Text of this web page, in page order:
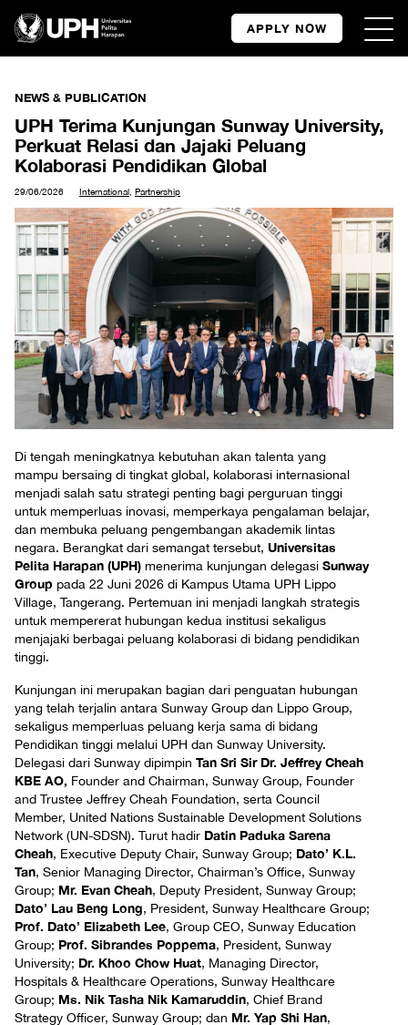
APPLY NOW
NEWS & PUBLICATION
UPH Terima Kunjungan Sunway University,
Perkuat Relasi dan Jajaki Peluang
Kolaborasi Pendidikan Global
29/06/2026 International Partnership
Di tengah meningkatnya kebutuhan akan talenta yang
mampu bersaing di tingkat global, kolaborasi internasional
menjadi salah satu strategi penting bagi perguruan tinggi
untuk memperluas inovasi, memperkaya pengalaman belajar,
dan membuka peluang pengembangan akademik lintas
negara. Berangkat dari semangat tersebut, Universitas
Pelita Harapan (UPH) menerima kunjungan delegasi Sunway
Group pada 22 Juni 2026 di Kampus Utama UPH Lippo
Village, Tangerang. Pertemuan ini menjadi langkah strategis
untuk mempererat hubungan kedua institusi sekaligus
menjajaki berbagai peluang kolaborasi di bidang pendidikan
tinggi.
Kunjungan ini merupakan bagian dari penguatan hubungan
yang telah terjalin antara Sunway Group dan Lippo Group,
sekaligus memperluas peluang kerja sama di bidang
Pendidikan tinggi melalui UPH dan Sunway University.
Delegasi dari Sunway dipimpin Tan Sri Sir Dr. Jeffrey Cheah
KBE AO, Founder and Chairman, Sunway Group, Founder
and Trustee Jeffrey Cheah Foundation, serta Council
Member, United Nations Sustainable Development Solutions
Network (UN-SDSN). Turut hadir Datin Paduka Sarena
Cheah, Executive Deputy Chair, Sunway Group; Dato’ K.L.
Tan, Senior Managing Director, Chairman’s Office, Sunway
Group; Mr. Evan Cheah, Deputy President, Sunway Group;
Dato’ Lau Beng Long, President, Sunway Healthcare Group;
Prof. Dato’ Elizabeth Lee, Group CEO, Sunway Education
Group; Prof. Sibrandes Poppema, President, Sunway
University; Dr. Khoo Chow Huat, Managing Director,
Hospitals & Healthcare Operations, Sunway Healthcare
Group; Ms. Nik Tasha Nik Kamaruddin, Chief Brand
Strategy Officer, Sunway Group; dan Mr. Yap Shi Han,